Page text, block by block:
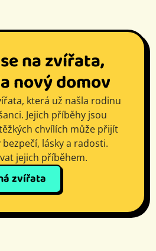
na zvířata,
nový domov
která už našla rodinu
Jejich příběhy jsou
chvílích může přijít
lásky a radosti.
jejich příběhem.
zvířata